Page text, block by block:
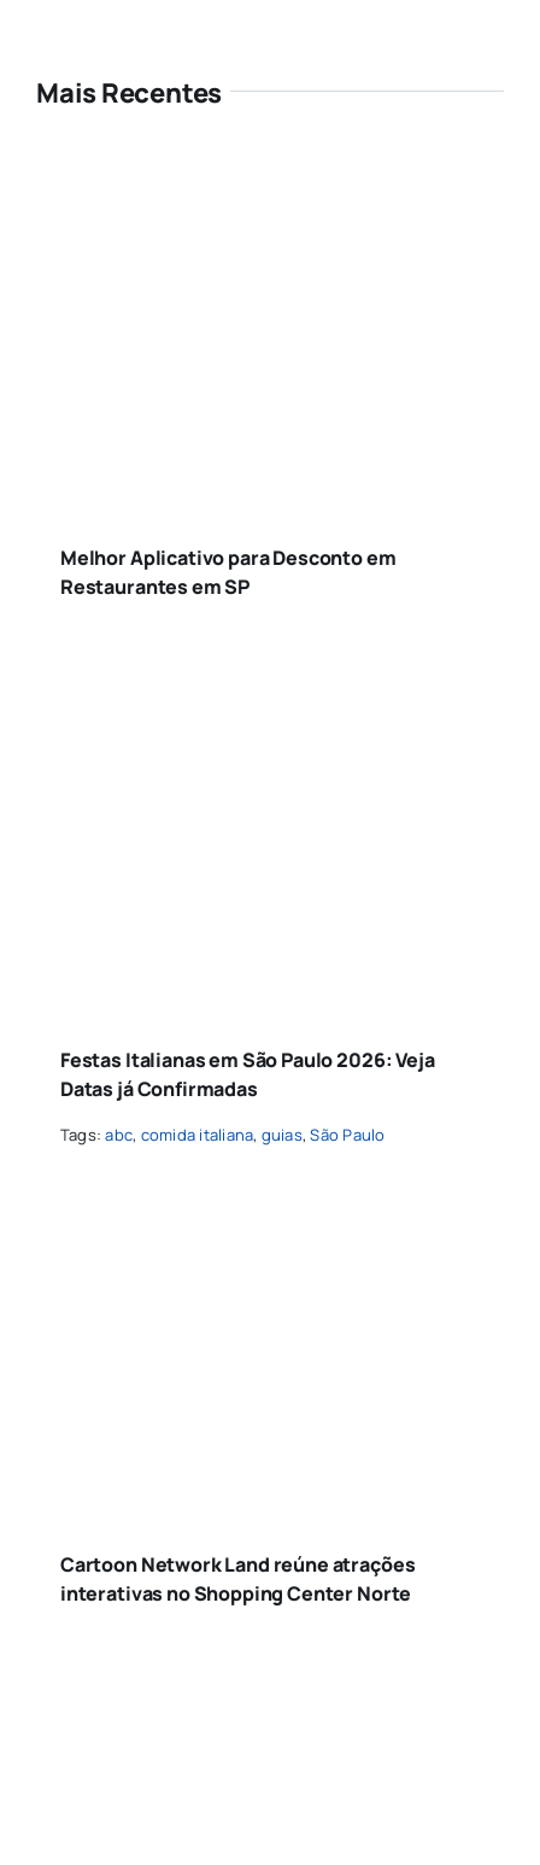
Mais Recentes
Melhor Aplicativo para Desconto em
Restaurantes em SP
Festas Italianas em São Paulo 2026: Veja
Datas já Confirmadas
Tags:abc, comida italiana, guias,São Paulo
Cartoon Network Land reúne atrações
interativas no Shopping Center Norte